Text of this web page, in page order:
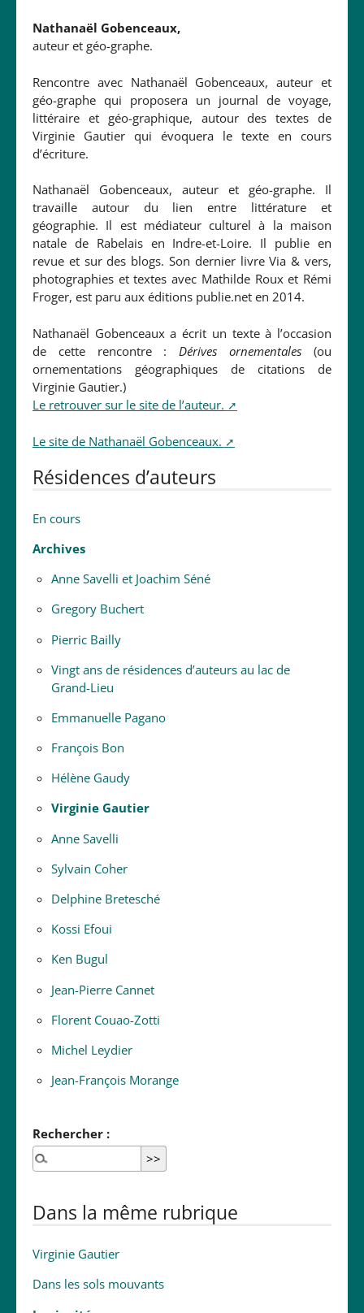
Nathanaël Gobenceaux,
auteur et géo-graphe.
Rencontre avec Nathanaël Gobenceaux, auteur et
géo-graphe qui proposera un journal de voyage,
littéraire et géo-graphique, autour des textes de
Virginie Gautier qui évoquera le texte en cours
d’écriture.
Nathanaël Gobenceaux, auteur et géo-graphe. Il
travaille autour du lien entre littérature et
géographie. Il est médiateur culturel à la maison
natale de Rabelais en Indre-et-Loire. Il publie en
revue et sur des blogs. Son dernier livre Via & vers,
photographies et textes avec Mathilde Roux et Rémi
Froger, est paru aux éditions publie.net en 2014.
Nathanaël Gobenceaux a écrit un texte à l’occasion
de cette rencontre :Dérives ornementales (ou
ornementations géographiques de citations de
Virginie Gautier.)
Le retrouver sur le site de l’auteur.
Le site de Nathanaël Gobenceaux.
Résidences d’auteurs
En cours
Archives
Anne Savelli et Joachim Séné
Gregory Buchert
Pierric Bailly
Vingt ans de résidences d’auteurs au lac de
Grand-Lieu
Emmanuelle Pagano
François Bon
Hélène Gaudy
Virginie Gautier
Anne Savelli
Sylvain Coher
Delphine Bretesché
Kossi Efoui
Ken Bugul
Jean-Pierre Cannet
Florent Couao-Zotti
Michel Leydier
Jean-François Morange
Rechercher :
Dans la même rubrique
Virginie Gautier
Dans les sols mouvants